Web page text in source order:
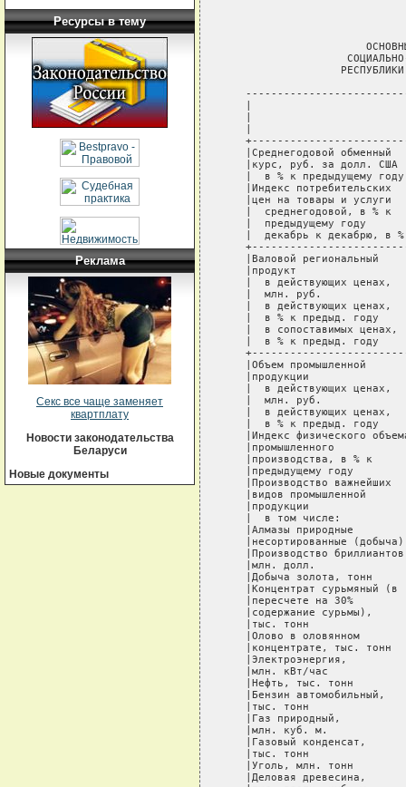
Ресурсы в тему
Реклама
Секс все чаще заменяет
квартплату
Новости законодательства
Беларуси
Новые документы